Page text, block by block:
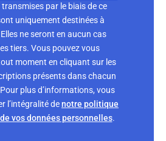
transmises par le biais de ce
uniquement destinées à
ne seront en aucun cas
tiers. Vous pouvez vous
moment en cliquant sur les
présents dans chacun
plus d’informations, vous
l’intégralité denotre politique
vos données personnelles.